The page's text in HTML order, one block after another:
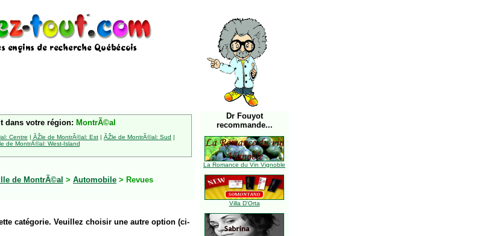
dans votre région: MontrÃ©al
Centre | ÃŽle de MontrÃ©al: Est | ÃŽle de MontrÃ©al: Sud |
de MontrÃ©al: West-Island
de MontrÃ©al > Automobile > Revues
catégorie. Veuillez choisir une autre option (ci-
Dr Fouyot
recommande...
La Romance du Vin Vignoble
Villa D'Orta